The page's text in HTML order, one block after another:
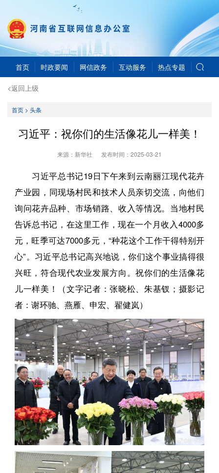
首页 时政要闻 网信政务 互动服务 热点专题
<返回上级
首页> 头条
习近平：祝你们的生活像花儿一样美！
来源：新华社 发布时间： 2025-03-21
习近平总书记19日下午来到云南丽江现代花卉
产业园，同现场村民和技术人员亲切交流，向他们
询问花卉品种、市场销路、收入等情况。当地村民
告诉总书记，在这里工作，现在一个月收入4000多
元，旺季可达7000多元，“种花这个工作干得特别开
心”。习近平总书记高兴地说，你们这个事业搞得很
兴旺，符合现代农业发展方向。祝你们的生活像花
儿一样美！（文字记者：张晓松、朱基钗；摄影记
者：谢环驰、燕雁、申宏、翟健岚）